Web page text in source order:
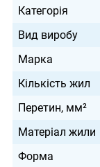
Категорія
Вид виробу
Марка
Кількість жил
Перетин, мм²
Матеріал жили
Форма